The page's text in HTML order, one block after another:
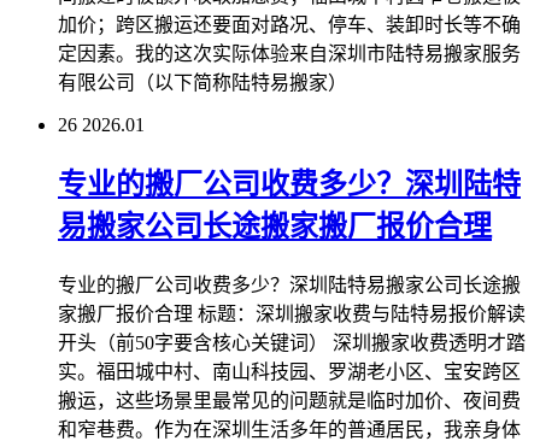
加价；跨区搬运还要面对路况、停车、装卸时长等不确
定因素。我的这次实际体验来自深圳市陆特易搬家服务
有限公司（以下简称陆特易搬家）
26 2026.01
专业的搬厂公司收费多少？深圳陆特
易搬家公司长途搬家搬厂报价合理
专业的搬厂公司收费多少？深圳陆特易搬家公司长途搬
家搬厂报价合理 标题：深圳搬家收费与陆特易报价解读
开头（前50字要含核心关键词） 深圳搬家收费透明才踏
实。福田城中村、南山科技园、罗湖老小区、宝安跨区
搬运，这些场景里最常见的问题就是临时加价、夜间费
和窄巷费。作为在深圳生活多年的普通居民，我亲身体